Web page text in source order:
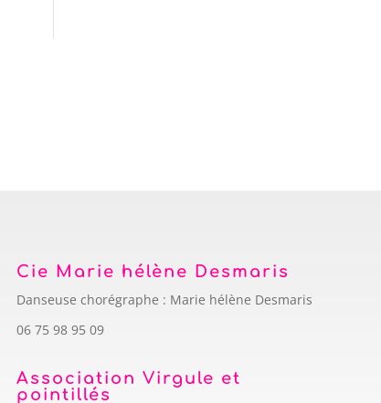
Cie Marie hélène Desmaris
Danseuse chorégraphe : Marie hélène Desmaris
06 75 98 95 09
Association Virgule et
pointillés